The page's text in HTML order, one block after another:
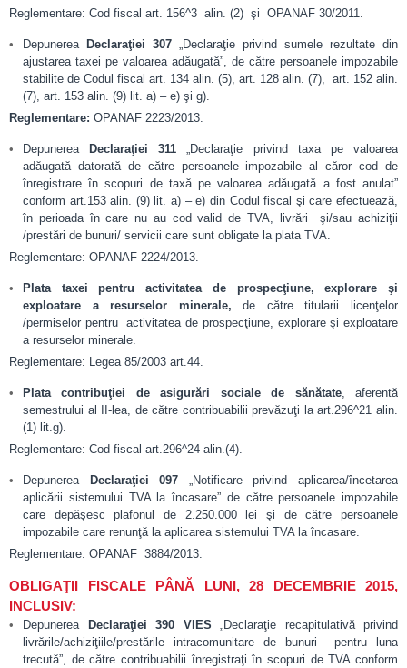
Reglementare: Cod fiscal art. 156^3 alin. (2) şi OPANAF 30/2011.
Depunerea Declaraţiei 307 „Declaraţie privind sumele rezultate din
ajustarea taxei pe valoarea adăugată”, de către persoanele impozabile
stabilite de Codul fiscal art. 134 alin. (5), art. 128 alin. (7), art. 152 alin.
(7), art. 153 alin. (9) lit. a) – e) şi g).
Reglementare: OPANAF 2223/2013.
Depunerea Declaraţiei 311„Declaraţie privind taxa pe valoarea
adăugată datorată de către persoanele impozabile al căror cod de
înregistrare în scopuri de taxă pe valoarea adăugată a fost anulat”
conform art.153 alin. (9) lit. a) – e) din Codul fiscal şi care efectuează,
în perioada în care nu au cod valid de TVA, livrări şi/sau achiziţii
/prestări de bunuri/ servicii care sunt obligate la plata TVA.
Reglementare: OPANAF 2224/2013.
Plata taxei pentru activitatea de prospecţiune, explorare şi
exploatare a resurselor minerale, de către titularii licenţelor
/permiselor pentru activitatea de prospecţiune, explorare şi exploatare
a resurselor minerale.
Reglementare: Legea 85/2003 art.44.
Plata contribuţiei de asigurări sociale de sănătate, aferentă
semestrului al II-lea, de către contribuabilii prevăzuţi la art.296^21 alin.
(1) lit.g).
Reglementare: Cod fiscal art.296^24 alin.(4).
Depunerea Declaraţiei 097 „Notificare privind aplicarea/încetarea
aplicării sistemului TVA la încasare” de către persoanele impozabile
care depăşesc plafonul de 2.250.000 lei şi de către persoanele
impozabile care renunţă la aplicarea sistemului TVA la încasare.
Reglementare: OPANAF 3884/2013.
OBLIGAŢII FISCALE PÂNĂ LUNI, 28 DECEMBRIE 2015,
INCLUSIV:
Depunerea Declaraţiei 390 VIES „Declaraţie recapitulativă privind
livrările/achiziţiile/prestările intracomunitare de bunuri pentru luna
trecută”, de către contribuabilii înregistraţi în scopuri de TVA conform